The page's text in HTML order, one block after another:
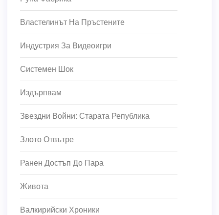
Властелинът На Пръстените
Индустрия За Видеоигри
Системен Шок
Издърпвам
Звездни Войни: Старата Република
Злото Отвътре
Ранен Достъп До Пара
Живота
Валкирийски Хроники